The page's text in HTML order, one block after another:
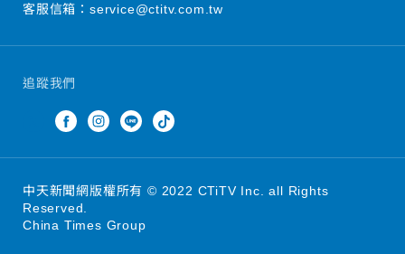
追蹤我們
客服信箱： service@ctitv.com.tw
中天新聞網版權所有 © 2022 CTiTV Inc. all Rights
Reserved.
China Times Group